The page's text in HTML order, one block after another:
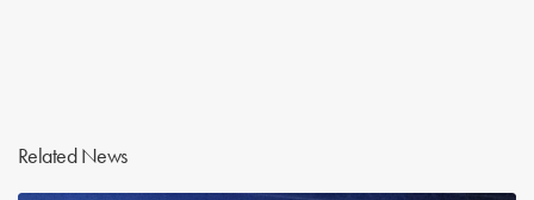
Related News